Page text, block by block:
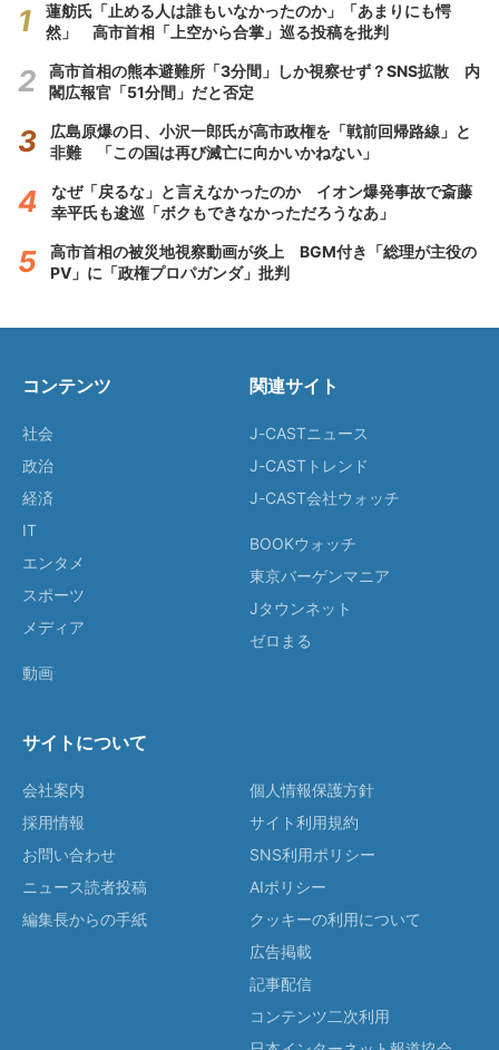
蓮舫氏「止める人は誰もいなかったのか」「あまりにも愕
然」 高市首相「上空から合掌」巡る投稿を批判
高市首相の熊本避難所「3分間」しか視察せず？SNS拡散 内
閣広報官「51分間」だと否定
広島原爆の日、小沢一郎氏が高市政権を「戦前回帰路線」と
非難 「この国は再び滅亡に向かいかねない」
なぜ「戻るな」と言えなかったのか イオン爆発事故で斎藤
幸平氏も逡巡「ボクもできなかっただろうなあ」
高市首相の被災地視察動画が炎上 BGM付き「総理が主役の
PV」に「政権プロパガンダ」批判
コンテンツ
社会
政治
経済
IT
エンタメ
スポーツ
メディア
動画
関連サイト
J-CASTニュース
J-CASTトレンド
J-CAST会社ウォッチ
BOOKウォッチ
東京バーゲンマニア
Jタウンネット
ゼロまる
サイトについて
会社案内
採用情報
お問い合わせ
ニュース読者投稿
編集長からの手紙
個人情報保護方針
サイト利用規約
SNS利用ポリシー
AIポリシー
クッキーの利用について
広告掲載
記事配信
コンテンツ二次利用